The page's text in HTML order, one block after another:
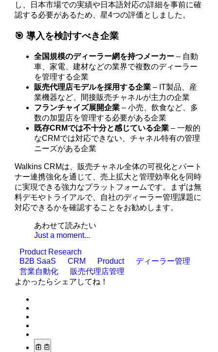
し、日本市場での実績や日本語対応の詳細を事前に確
認する必要があるため、星4つの評価としました。
🎯 導入を検討すべき企業
全国規模のディーラー網を持つメーカー – 自動
車、家電、建材などの業界で複数のディーラー
を管理する企業
販売代理店モデルを採用する企業 – IT製品、産
業機器など、間接販売チャネルが主力の企業
フランチャイズ展開企業 – 小売、飲食など、多
数の加盟店を管理する必要がある企業
既存CRMでは不十分と感じている企業 – 一般的
なCRMでは対応できない、チャネル特有の管理
ニーズがある企業
Walkins CRMは、販売チャネル全体の可視化とパート
ナー連携強化を通じて、売上拡大と管理効率化を同時
に実現できる強力なプラットフォームです。まずは無
料デモやトライアルで、自社のディーラー管理課題に
対応できるかを確認することをお勧めします。
あわせて読みたい
Just a moment...
Product Research
B2B SaaS
CRM Product
ディーラー管理
営業自動化
販売代理店管理
よかったらシェアしてね！